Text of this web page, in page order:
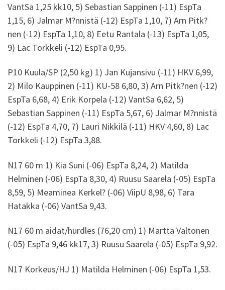
VantSa 1,25 kk10, 5) Sebastian Sappinen (-11) EspTa
1,15, 6) Jalmar M?nnistä (-12) EspTa 1,10, 7) Arn Pitk?
nen (-12) EspTa 1,10, 8) Eetu Rantala (-13) EspTa 1,05,
9) Lac Torkkeli (-12) EspTa 0,95.
P10 Kuula/SP (2,50 kg) 1) Jan Kujansivu (-11) HKV 6,99,
2) Milo Kauppinen (-11) KU-58 6,80, 3) Arn Pitk?nen (-12)
EspTa 6,68, 4) Erik Korpela (-12) VantSa 6,62, 5)
Sebastian Sappinen (-11) EspTa 5,67, 6) Jalmar M?nnistä
(-12) EspTa 4,70, 7) Lauri Nikkilä (-11) HKV 4,60, 8) Lac
Torkkeli (-12) EspTa 3,88.
N17 60 m 1) Kia Suni (-06) EspTa 8,24, 2) Matilda
Helminen (-06) EspTa 8,30, 4) Ruusu Saarela (-05) EspTa
8,59, 5) Meaminea Kerkel? (-06) ViipU 8,98, 6) Tara
Hatakka (-06) VantSa 9,43.
N17 60 m aidat/hurdles (76,20 cm) 1) Martta Valtonen
(-05) EspTa 9,46 kk17, 3) Ruusu Saarela (-05) EspTa 9,92.
N17 Korkeus/HJ 1) Matilda Helminen (-06) EspTa 1,53.